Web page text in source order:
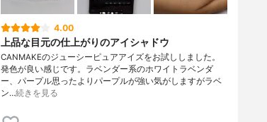
4.00
上品な目元の仕上がりのアイシャドウ
CANMAKEのジューシーピュアアイズをお試ししました。
発色が良い感じです。ラベンダー系のホワイトラベンダ
ー、パープル思ったよりパープルが強い気がしますがラベ
ン…続きを見る